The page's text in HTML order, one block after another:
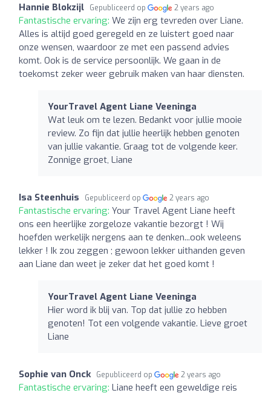
Hannie Blokzijl Gepubliceerd op 2 years ago
Fantastische ervaring: We zijn erg tevreden over Liane.
Alles is altijd goed geregeld en ze luistert goed naar
onze wensen, waardoor ze met een passend advies
komt. Ook is de service persoonlijk. We gaan in de
toekomst zeker weer gebruik maken van haar diensten.
YourTravel Agent Liane Veeninga
Wat leuk om te lezen. Bedankt voor jullie mooie
review. Zo fijn dat jullie heerlijk hebben genoten
van jullie vakantie. Graag tot de volgende keer.
Zonnige groet, Liane
Isa Steenhuis Gepubliceerd op 2 years ago
Fantastische ervaring: Your Travel Agent Liane heeft
ons een heerlijke zorgeloze vakantie bezorgt ! Wij
hoefden werkelijk nergens aan te denken...ook weleens
lekker ! Ik zou zeggen ; gewoon lekker uithanden geven
aan Liane dan weet je zeker dat het goed komt !
YourTravel Agent Liane Veeninga
Hier word ik blij van. Top dat jullie zo hebben
genoten! Tot een volgende vakantie. Lieve groet
Liane
Sophie van Onck Gepubliceerd op 2 years ago
Fantastische ervaring: Liane heeft een geweldige reis